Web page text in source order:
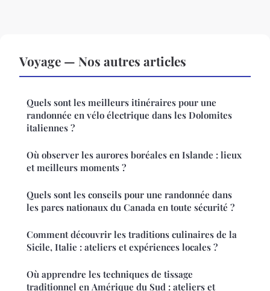
Voyage — Nos autres articles
Quels sont les meilleurs itinéraires pour une
randonnée en vélo électrique dans les Dolomites
italiennes ?
Où observer les aurores boréales en Islande : lieux
et meilleurs moments ?
Quels sont les conseils pour une randonnée dans
les parcs nationaux du Canada en toute sécurité ?
Comment découvrir les traditions culinaires de la
Sicile, Italie : ateliers et expériences locales ?
Où apprendre les techniques de tissage
traditionnel en Amérique du Sud : ateliers et